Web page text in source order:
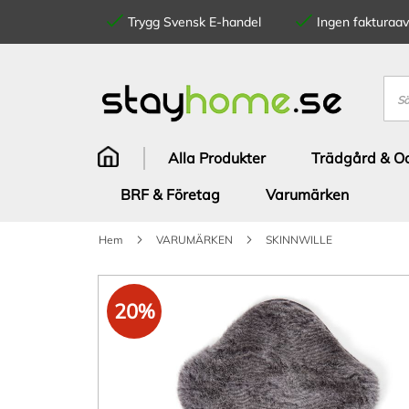
Trygg Svensk E-handel Ingen
innehållet
Sök
Alla Produkter Trädgård &
BRF & Företag
Varumärken
Hem VARUMÄRKEN SKINNWILLE
Hoppa
till
slutet
20%